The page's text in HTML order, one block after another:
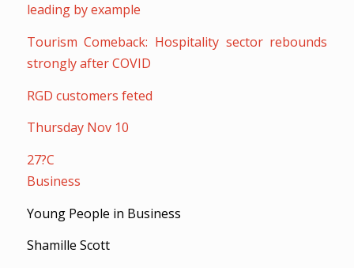
leading by example
Tourism Comeback: Hospitality sector rebounds
strongly after COVID
RGD customers feted
Thursday Nov 10
27?C
Business
Young People in Business
Shamille Scott